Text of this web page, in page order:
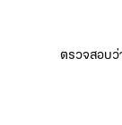
ตรวจสอบว่